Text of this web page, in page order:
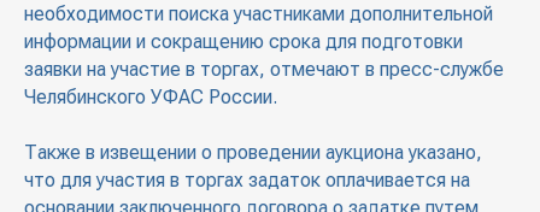
необходимости поиска участниками дополнительной
информации и сокращению срока для подготовки
заявки на участие в торгах, отмечают в пресс-службе
Челябинского УФАС России.
Также в извещении о проведении аукциона указано,
что для участия в торгах задаток оплачивается на